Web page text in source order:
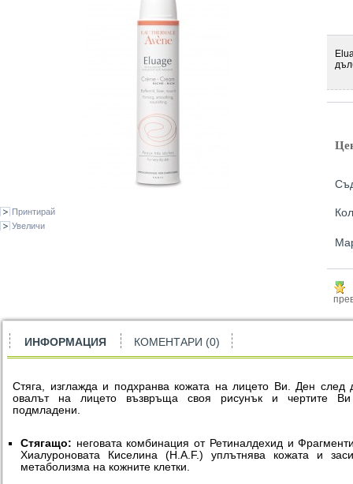
Принтирай
Увеличи
ИНФОРМАЦИЯ КОМЕНТАРИ (0)
Стяга, изглажда и подхранва кожата на лицето Ви. Ден след
овалът на лицето възвръща своя рисунък и чертите
подмладени.
Стягащо: неговата комбинация от Ретиналдехид и
Хиалуроновата Киселина (H.A.F.) уплътнява кожата и
метаболизма на кожните клетки.